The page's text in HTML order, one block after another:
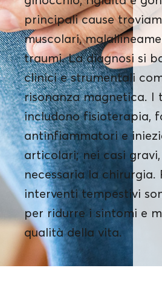
principali cause
muscolari,
traumi. La diagnosi si
clinici e strumentali
risonanza magnetica. I
includono fisioterapia,
antinfiammatori e
articolari; nei casi gravi,
necessaria la chirurgia.
interventi tempestivi
per ridurre i sintomi e
qualità della vita.